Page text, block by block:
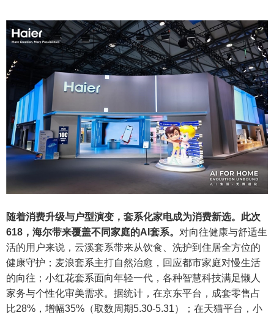
随着消费升级与户型演变，套系化家电成为消费新选。此次
618 ，海尔带来覆盖不同家庭的AI 套系。 对向往健康与舒适生
活的用户来说，云溪套系带来从饮食、洗护到住居全方位的
健康守护；麦浪套系主打自然治愈，回应都市家庭对慢生活
的向往；小红花套系面向年轻一代，各种智慧科技满足懒人
家务与个性化审美需求。据统计，在京东平台，成套零售占
比28%，增幅35%（取数周期5.30-5.31）；在天猫平台，小